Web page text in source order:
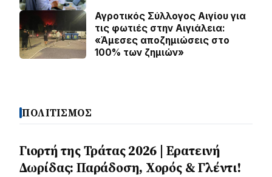
Αγροτικός Σύλλογος Αιγίου για
τις φωτιές στην Αιγιάλεια:
«Άμεσες αποζημιώσεις στο
100% των ζημιών»
ΠΟΛΙΤΙΣΜΟΣ
Γιορτή της Τράτας 2026 | Ερατεινή
Δωρίδας: Παράδοση, Χορός & Γλέντι!